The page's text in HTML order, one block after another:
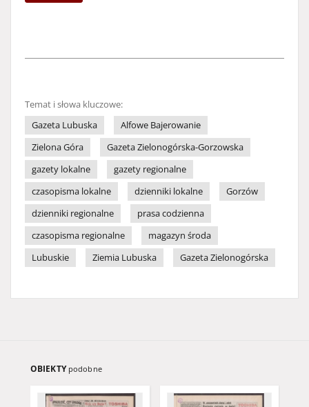
Temat i słowa kluczowe:
Gazeta Lubuska
Alfowe Bajerowanie
Zielona Góra
Gazeta Zielonogórska-Gorzowska
gazety lokalne
gazety regionalne
czasopisma lokalne
dzienniki lokalne
Gorzów
dzienniki regionalne
prasa codzienna
czasopisma regionalne
magazyn środa
Lubuskie
Ziemia Lubuska Gazeta Zielonogórska
OBIEKTY podobne